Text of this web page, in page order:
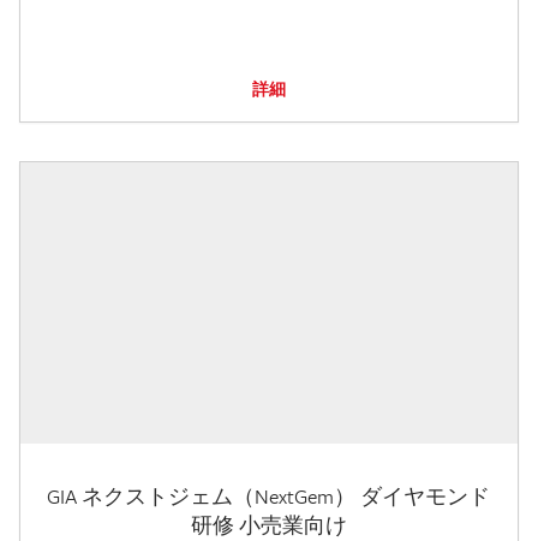
詳細
GIA ネクストジェム（NextGem） ダイヤモンド
研修 小売業向け